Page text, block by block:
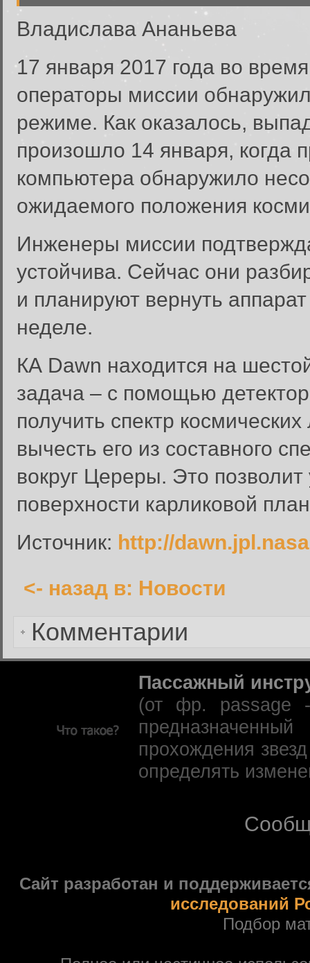
Владислава Ананьева
17 января 2017 года во
операторы миссии
режиме. Как оказалось,
произошло 14 января, когда
компьютера обнаружило
ожидаемого положения
Инженеры миссии
устойчива. Сейчас они
и планируют вернуть
неделе.
КА Dawn находится на
задача – с помощью
получить спектр
вычесть его из составного
вокруг Цереры. Это
поверхности карликовой
Источник: http://
<- назад в: Новости
Комментарии
Забыли пароль?
Введите свое имя
Инструкция по сбросу
введенному адресу.
Сбросить пароль
Вернуться к форме входа в
Пассажный
(от фр. passage -
прохождения
определять
Сайт разработан и
исследований
Подбор